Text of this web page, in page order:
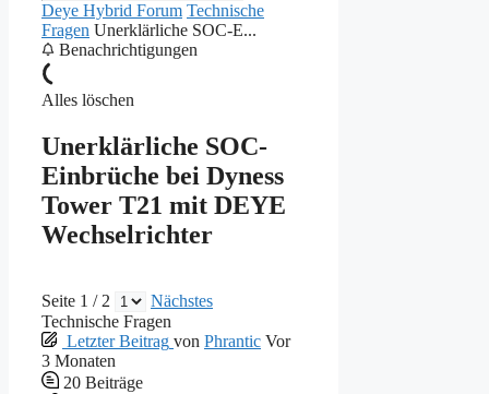
Deye Hybrid Forum Technische
Fragen Unerklärliche SOC-E...
Benachrichtigungen
Alles löschen
Unerklärliche SOC-
Einbrüche bei Dyness
Tower T21 mit DEYE
Wechselrichter
Seite 1 / 2
Nächstes
Technische Fragen
Letzter Beitrag von Phrantic Vor
3 Monaten
20 Beiträge